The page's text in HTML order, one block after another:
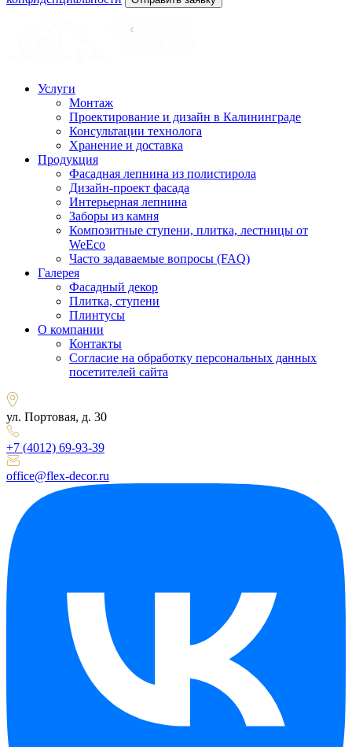
Услуги
Монтаж
Проектирование и дизайн в Калининграде
Консультации технолога
Хранение и доставка
Продукция
Фасадная лепнина из полистирола
Дизайн-проект фасада
Интерьерная лепнина
Заборы из камня
Композитные ступени, плитка, лестницы от
WeEco
Часто задаваемые вопросы (FAQ)
Галерея
Фасадный декор
Плитка, ступени
Плинтусы
О компании
Контакты
Согласие на обработку персональных данных
посетителей сайта
ул. Портовая, д. 30
+7 (4012) 69-93-39
office@flex-decor.ru